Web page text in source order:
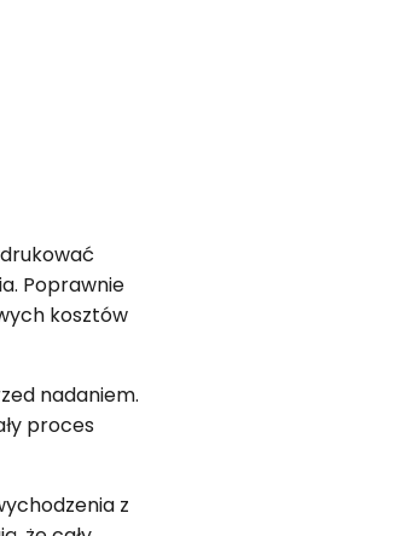
Poprawnie
kosztów
nadaniem.
proces
z